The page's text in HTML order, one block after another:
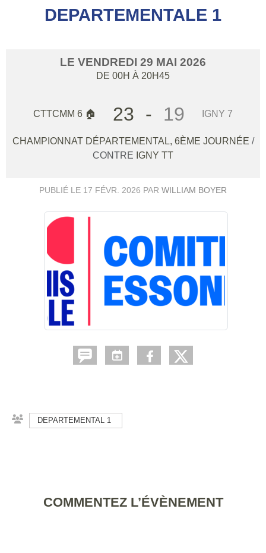
DEPARTEMENTALE 1
LE VENDREDI 29 MAI 2026
DE 00H À 20H45
CTTCMM 6 🏠 23 - 19 IGNY 7
CHAMPIONNAT DÉPARTEMENTAL, 6ÈME JOURNÉE /
CONTRE IGNY TT
PUBLIÉ LE 17 FÉVR. 2026 PAR WILLIAM BOYER
DEPARTEMENTAL 1
COMMENTEZ L’ÉVÈNEMENT